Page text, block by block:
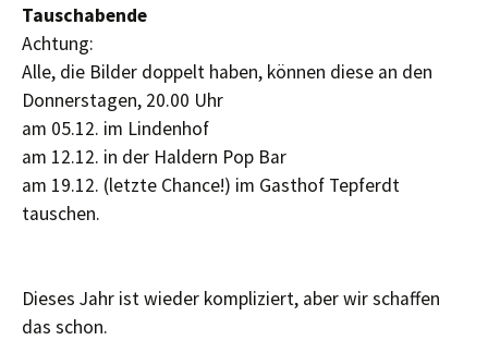
Tauschabende
Achtung:
Alle, die Bilder doppelt haben, können diese an den
Donnerstagen, 20.00 Uhr
am 05.12. im Lindenhof
am 12.12. in der Haldern Pop Bar
am 19.12. (letzte Chance!) im Gasthof Tepferdt
tauschen.
Dieses Jahr ist wieder kompliziert, aber wir schaffen
das schon.